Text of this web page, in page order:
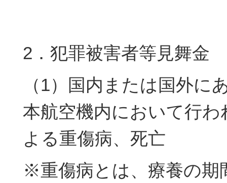
2．犯罪被害者等見舞金
（1）国内または国外に
本航空機内において行わ
よる重傷病、死亡
※重傷病とは、療養の期